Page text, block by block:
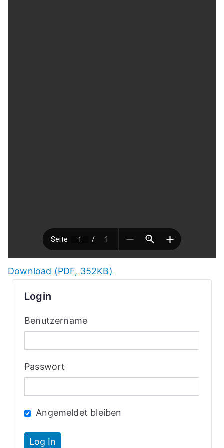
Download (PDF, 352KB)
Login
Benutzername
Passwort
Angemeldet bleiben